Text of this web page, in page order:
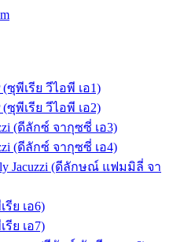
(ซุพีเรีย วีไอพี เอ1)
(ซุพีเรีย วีไอพี เอ2)
(ดีลักซ์ จากุซซี่ เอ3)
(ดีลักซ์ จากุซซี่ เอ4)
Jacuzzi (ดีลักษณ์ แฟมมิลี่ จา
รีย เอ6)
รีย เอ7)